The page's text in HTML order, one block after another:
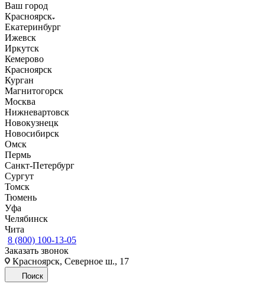
Ваш город
Красноярск
Екатеринбург
Ижевск
Иркутск
Кемерово
Красноярск
Курган
Магнитогорск
Москва
Нижневартовск
Новокузнецк
Новосибирск
Омск
Пермь
Санкт-Петербург
Сургут
Томск
Тюмень
Уфа
Челябинск
Чита
8 (800) 100-13-05
Заказать звонок
Красноярск, Северное ш., 17
Поиск